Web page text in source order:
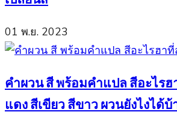
01 พ.ย. 2023
คำผวน สี พร้อมคำแปล สีอะไรฮ
แดง สีเขียว สีขาว ผวนยังไงได้บ้